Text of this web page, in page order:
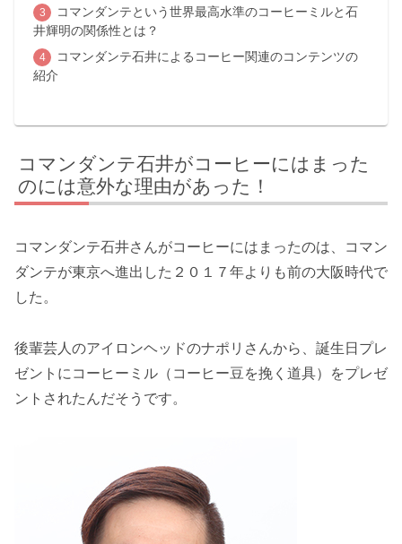
コマンダンテという世界最高水準のコーヒーミルと石
井輝明の関係性とは？
コマンダンテ石井によるコーヒー関連のコンテンツの
紹介
コマンダンテ石井がコーヒーにはまった
のには意外な理由があった！
コマンダンテ石井さんがコーヒーにはまったのは、コマン
ダンテが東京へ進出した２０１７年よりも前の大阪時代で
した。
後輩芸人のアイロンヘッドのナポリさんから、誕生日プレ
ゼントにコーヒーミル（コーヒー豆を挽く道具）をプレゼ
ントされたんだそうです。